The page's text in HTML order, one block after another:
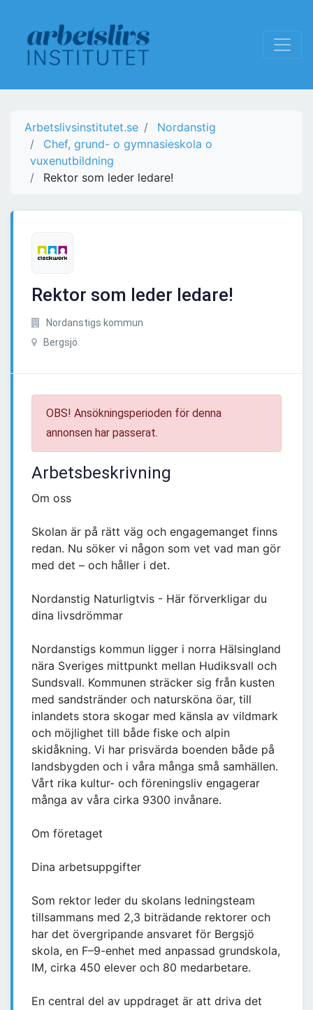
Arbetslivsinstitutet.se
Nordanstig
Chef, grund- o gymnasieskola o
vuxenutbildning
Rektor som leder ledare!
Rektor som leder ledare!
Nordanstigs kommun
Bergsjö
OBS! Ansökningsperioden för denna
annonsen har passerat.
Arbetsbeskrivning
Om oss
Skolan är på rätt väg och engagemanget finns
redan. Nu söker vi någon som vet vad man gör
med det – och håller i det.
Nordanstig Naturligtvis - Här förverkligar du
dina livsdrömmar
Nordanstigs kommun ligger i norra Hälsingland
nära Sveriges mittpunkt mellan Hudiksvall och
Sundsvall. Kommunen sträcker sig från kusten
med sandstränder och natursköna öar, till
inlandets stora skogar med känsla av vildmark
och möjlighet till både fiske och alpin
skidåkning. Vi har prisvärda boenden både på
landsbygden och i våra många små samhällen.
Vårt rika kultur- och föreningsliv engagerar
många av våra cirka 9300 invånare.
Om företaget
Dina arbetsuppgifter
Som rektor leder du skolans ledningsteam
tillsammans med 2,3 biträdande rektorer och
har det övergripande ansvaret för Bergsjö
skola, en F–9-enhet med anpassad grundskola,
IM, cirka 450 elever och 80 medarbetare.
En central del av uppdraget är att driva det